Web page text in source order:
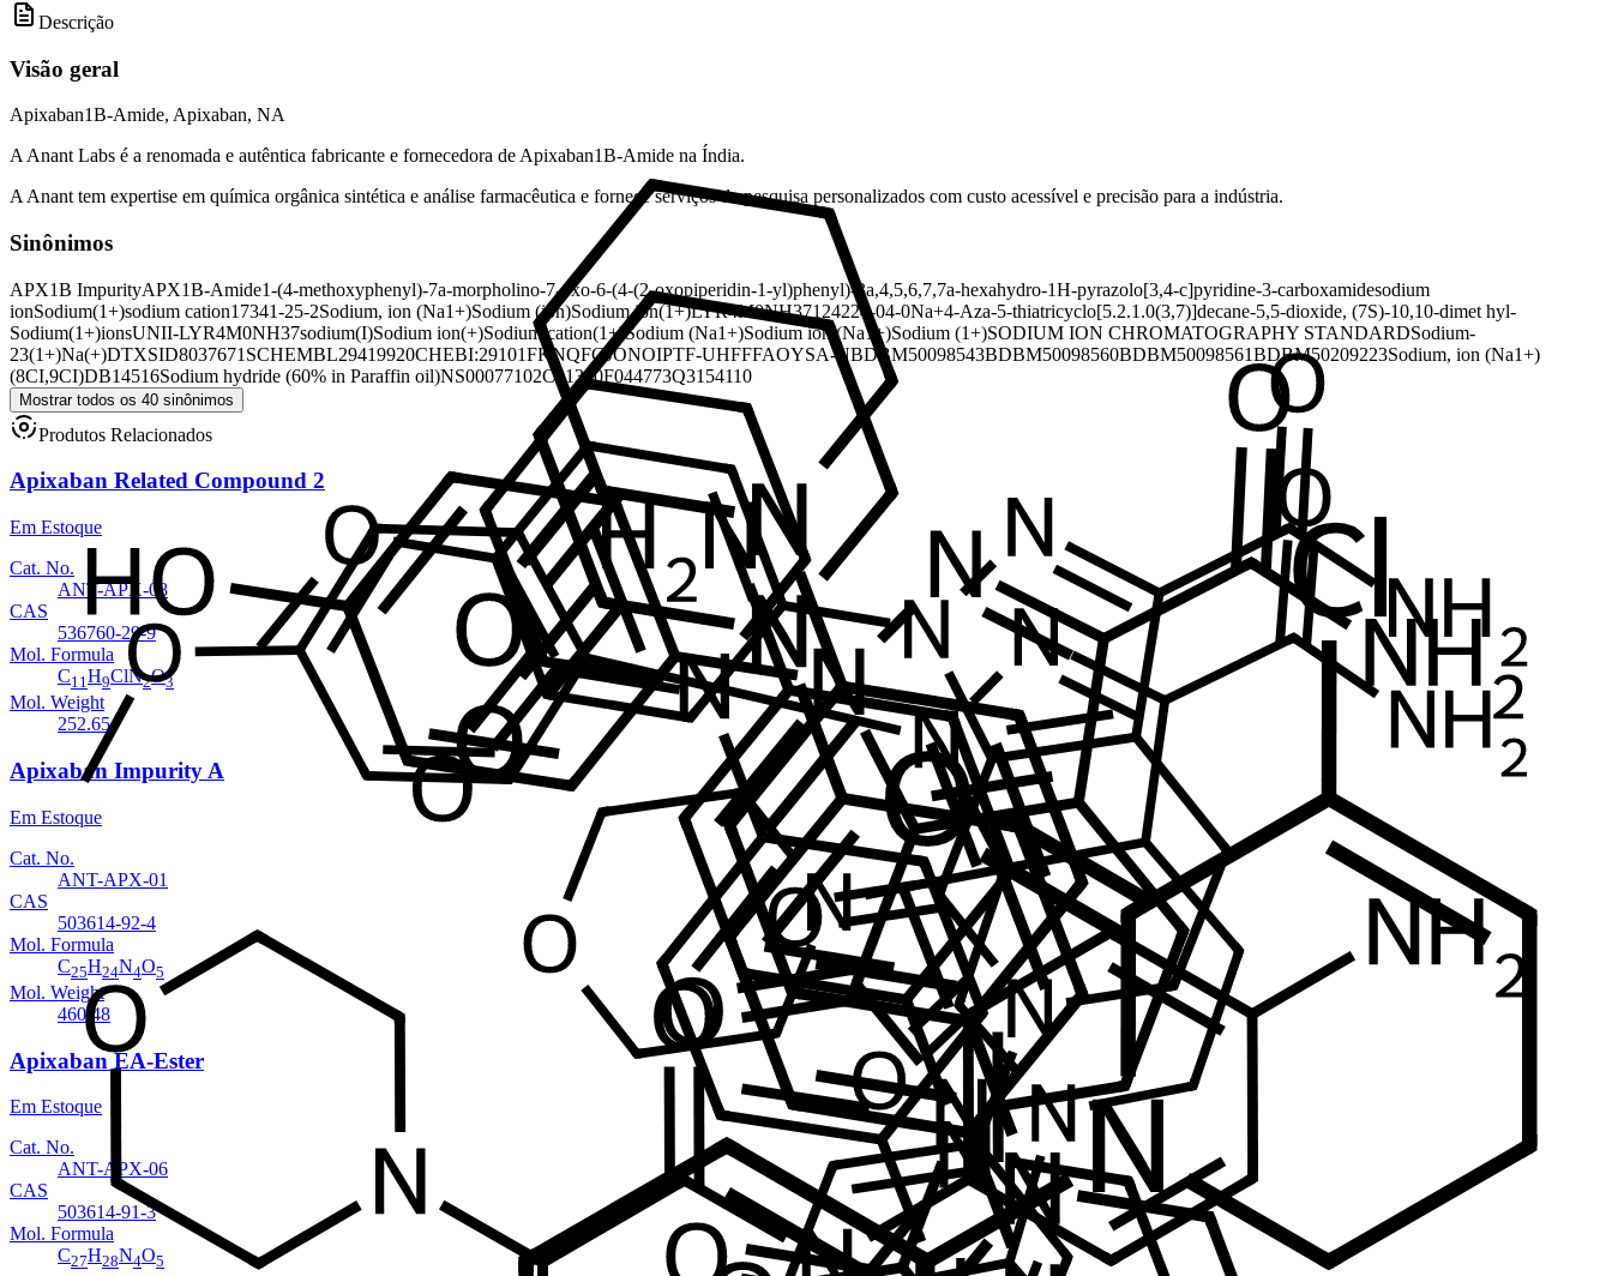
Descrição
Visão geral
Apixaban1B-Amide, Apixaban, NA
A Anant Labs é a renomada e autêntica fabricante e fornecedora de Apixaban1B-Amide na Índia.
A Anant tem expertise em química orgânica sintética e análise farmacêutica e fornece serviços de pesquisa personalizados com custo acessível e precisão para a indústria.
Sinônimos
APX1B ImpurityAPX1B-Amide1-(4-methoxyphenyl)-7a-morpholino-7-oxo-6-(4-(2-oxopiperidin-1-yl)phenyl)-3a,4,5,6,7,7a-hexahydro-1H-pyrazolo[3,4-c]pyridine-3-carboxamidesodium
ionSodium(1+)sodium cation17341-25-2Sodium, ion (Na1+)Sodium (ion)Sodium ion(1+)LYR4M0NH37124224-04-0Na+4-Aza-5-thiatricyclo[5.2.1.0(3,7)]decane-5,5-dioxide, (7S)-10,10-dimet hyl-
Sodium(1+)ionsUNII-LYR4M0NH37sodium(I)Sodium ion(+)Sodium cation(1+) Sodium (Na1+)Sodium ion (Na1+)Sodium (1+)SODIUM ION CHROMATOGRAPHY STANDARDSodium-
23(1+)Na(+)DTXSID8037671 SCHEMBL29419920CHEBI:29101FKNQFGJONOIPTF-UHFFFAOYSA-NBDBM50098543BDBM50098560BDBM50098561BDBM50209223Sodium, ion (Na1+)
(8CI,9CI)DB14516Sodium hydride (60% in Paraffin oil)NS00077102C01330F044773Q3154110
Mostrar todos os 40 sinônimos
Produtos Relacionados
Apixaban Related Compound 2
Em Estoque
Cat. No.
ANT-APX-08
CAS
536760-29-9
Mol. Formula
C11H9ClN2O3
Mol. Weight
252.65
Apixaban Impurity A
Em Estoque
Cat. No.
ANT-APX-01
CAS
503614-92-4
Mol. Formula
C25H24N4O5
Mol. Weight
460.48
Apixaban EA-Ester
Em Estoque
Cat. No.
ANT-APX-06
CAS
503614-91-3
Mol. Formula
C27H28N4O5